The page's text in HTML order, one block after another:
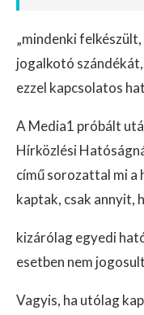
„mindenki
jogalkotó
ezzel kapcsolatos
A Media1 próbált
Hírközlési
című sorozattal mi a
kaptak, csak annyit,
kizárólag egyedi
esetben nem
Vagyis, ha utólag